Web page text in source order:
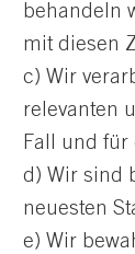
behandeln
mit diesen
c) Wir
relevanten
Fall und
d) Wir sind
neuesten
e) Wir